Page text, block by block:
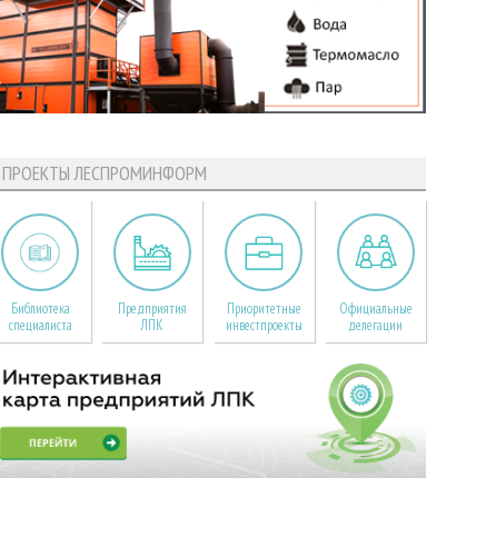
ПРОЕКТЫ ЛЕСПРОМИНФОРМ
Библиотека
специалиста
Предприятия
ЛПК
Приоритетные
инвестпроекты
Официальные
делегации